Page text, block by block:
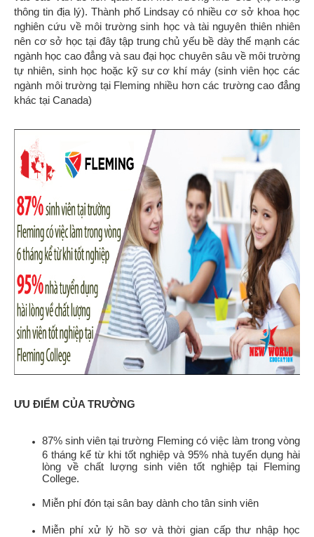
thông tin địa lý). Thành phố Lindsay có nhiều cơ sở khoa học
nghiên cứu về môi trường sinh học và tài nguyên thiên nhiên
nên cơ sở học tại đây tập trung chủ yếu bề dày thế mạnh các
ngành học cao đẳng và sau đại học chuyên sâu về môi trường
tự nhiên, sinh học hoặc kỹ sư cơ khí máy (sinh viên học các
ngành môi trường tại Fleming nhiều hơn các trường cao đẳng
khác tại Canada)
ƯU ĐIỂM CỦA TRƯỜNG
87% sinh viên tại trường Fleming có việc làm trong vòng
6 tháng kể từ khi tốt nghiệp và 95% nhà tuyển dụng hài
lòng về chất lượng sinh viên tốt nghiệp tại Fleming
College.
Miễn phí đón tại sân bay dành cho tân sinh viên
Miễn phí xử lý hồ sơ và thời gian cấp thư nhập học